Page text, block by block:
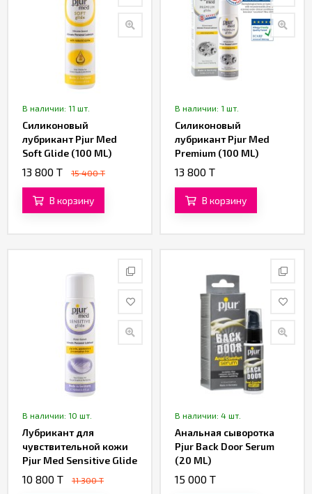
В наличии: 11 шт.
Силиконовый
лубрикант Pjur Med
Soft Glide (100 ML)
13 800 T 15 400 T
В корзину
В наличии: 1 шт.
Силиконовый
лубрикант Pjur Med
Premium (100 ML)
13 800 T
В корзину
В наличии: 10 шт.
Лубрикант для
чувствительной кожи
Pjur Med Sensitive Glide
(100 ML)
10 800 T 11 300 T
В наличии: 4 шт.
Анальная сыворотка
Pjur Back Door Serum
(20 ML)
15 000 T